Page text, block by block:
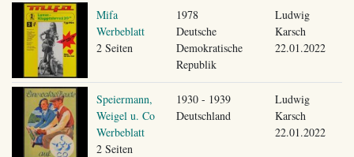
Mifa
Werbeblatt
2 Seiten
1978
Deutsche
Demokratische
Republik
Ludwig
Karsch
22.01.2022
Speiermann,
Weigel u. Co
Werbeblatt
2 Seiten
1930 - 1939
Deutschland
Ludwig
Karsch
22.01.2022